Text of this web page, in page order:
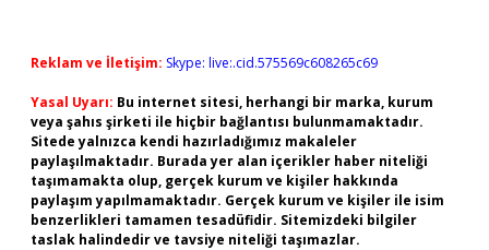
Reklam ve İletişim: Skype: live:.cid.575569c608265c69
Yasal Uyarı: Bu internet sitesi, herhangi bir marka, kurum
veya şahıs şirketi ile hiçbir bağlantısı bulunmamaktadır.
Sitede yalnızca kendi hazırladığımız makaleler
paylaşılmaktadır. Burada yer alan içerikler haber niteliği
taşımamakta olup, gerçek kurum ve kişiler hakkında
paylaşım yapılmamaktadır. Gerçek kurum ve kişiler ile isim
benzerlikleri tamamen tesadüfidir. Sitemizdeki bilgiler
taslak halindedir ve tavsiye niteliği taşımazlar.